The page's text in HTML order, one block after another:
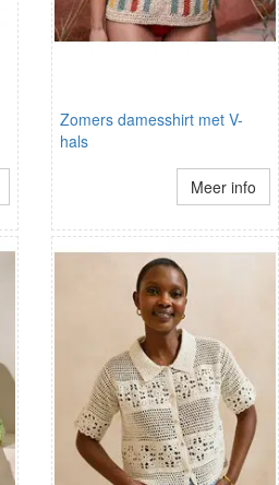
Zomers damesshirt met V-
hals
Meer info